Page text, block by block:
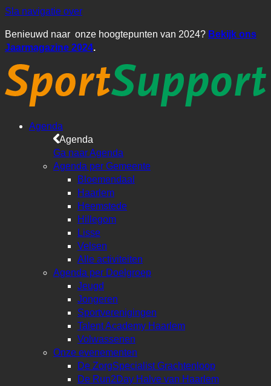
Sla navigatie over
Benieuwd naar onze hoogtepunten van 2024? Bekijk ons
Jaarmagazine 2024.
Agenda
Agenda
Ga naar Agenda
Agenda per Gemeente
Bloemendaal
Haarlem
Heemstede
Hillegom
Lisse
Velsen
Alle activiteiten
Agenda per Doelgroep
Jeugd
Jongeren
Sportverenigingen
Talent Academy Haarlem
Volwassenen
Onze evenementen
De ZorgSpecialist Grachtenloop
De Run2Day Halve van Haarlem